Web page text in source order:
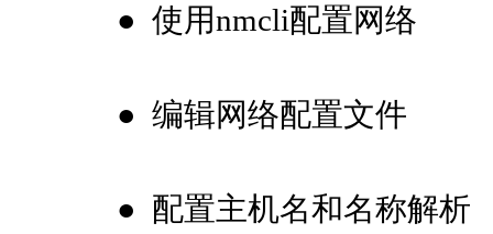
● 使用nmcli配置网络
● 编辑网络配置文件
● 配置主机名和名称解析